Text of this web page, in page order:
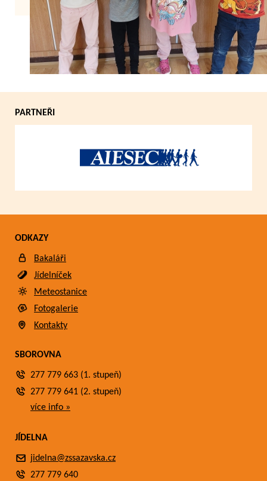
Zpět
PARTNEŘI
ODKAZY
Bakaláři
Jídelníček
Meteostanice
Fotogalerie
Kontakty
SBOROVNA
277 779 663 (1. stupeň)
277 779 641 (2. stupeň)
více info »
JÍDELNA
jidelna@zssazavska.cz
277 779 640